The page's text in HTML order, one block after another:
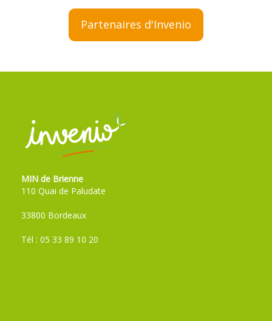
Partenaires d'Invenio
MIN de Brienne
110 Quai de Paludate
33800 Bordeaux
Tél : 05 33 89 10 20